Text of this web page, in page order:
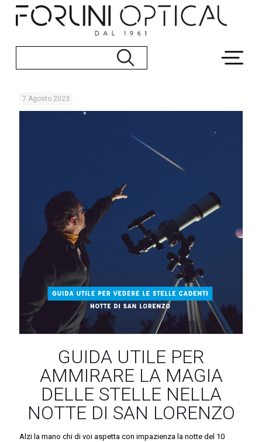
7 Agosto 2023
GUIDA UTILE PER
AMMIRARE LA MAGIA
DELLE STELLE NELLA
NOTTE DI SAN LORENZO
Alzi la mano chi di voi aspetta con impazienza la notte del 10